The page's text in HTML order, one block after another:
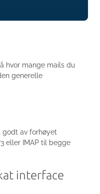
hvor mange mails du
generelle
godt av forhøyet
eller IMAP til begge
interface